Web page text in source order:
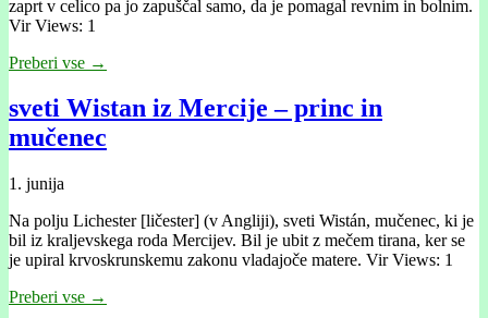
zaprt v celico pa jo zapuščal samo, da je pomagal revnim in bolnim.
Vir Views: 1
Preberi vse →
sveti Wistan iz Mercije – princ in
mučenec
1. junija
Na polju Lichester [ličester] (v Angliji), sveti Wistán, mučenec, ki je
bil iz kraljevskega roda Mercijev. Bil je ubit z mečem tirana, ker se
je upiral krvoskrunskemu zakonu vladajoče matere. Vir Views: 1
Preberi vse →